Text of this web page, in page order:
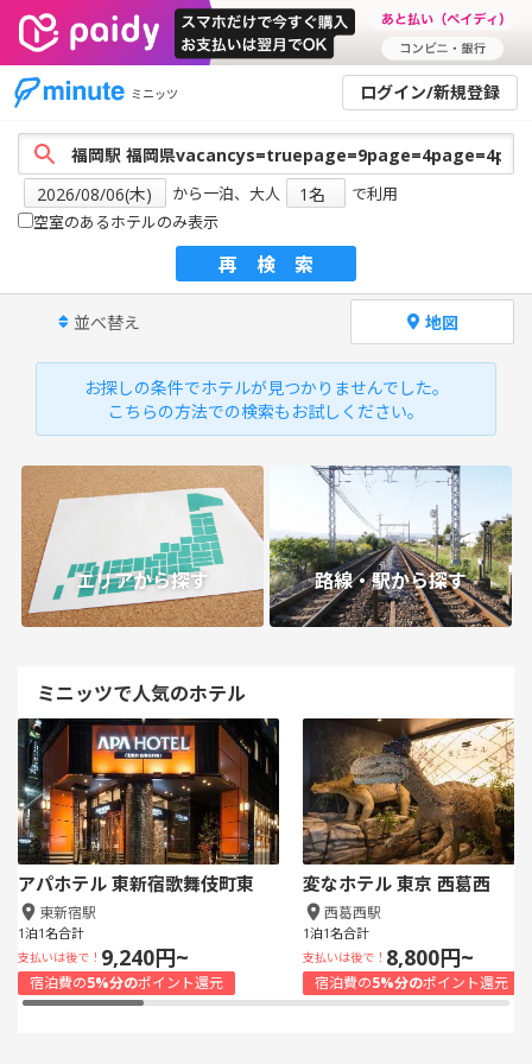
ミニッツ ログイン/新規登録
から一泊、大人
で利用
空室のあるホテルのみ表示
再検索
並べ替え 地図
お探しの条件でホテルが見つかりませんでした。
こちらの方法での検索もお試しください。
エリアから探す 路線・駅から探す
ミニッツで人気のホテル
アパホテル 東新宿歌舞伎町東
東新宿駅
1泊1名合計
支払いは後で！ 9,240円~
宿泊費の5%分のポイント還元
変なホテル 東京 西葛西
西葛西駅
1泊1名合計
支払いは後で！ 8,800円~
宿泊費の5%分のポイント還元